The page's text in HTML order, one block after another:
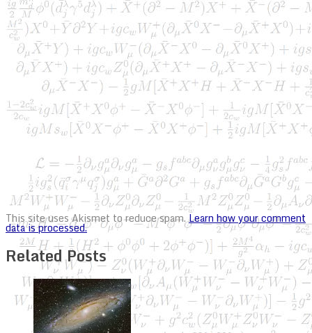
This site uses Akismet to reduce spam.Learn how your comment
data is processed.
Related Posts